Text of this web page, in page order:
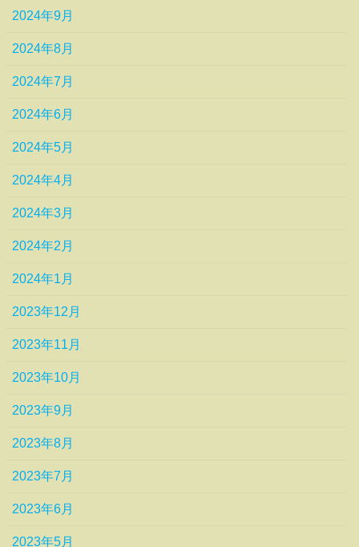
2024年9月
2024年8月
2024年7月
2024年6月
2024年5月
2024年4月
2024年3月
2024年2月
2024年1月
2023年12月
2023年11月
2023年10月
2023年9月
2023年8月
2023年7月
2023年6月
2023年5月